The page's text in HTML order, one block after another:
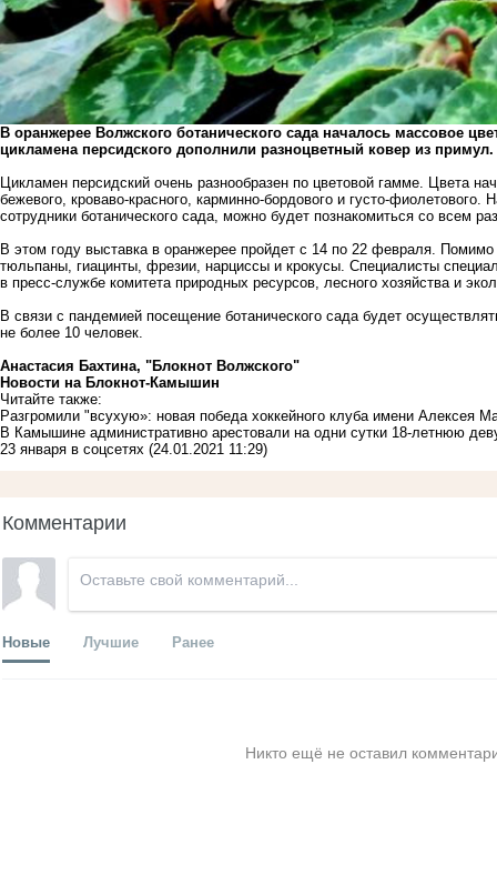
В оранжерее Волжского ботанического сада началось массовое
цикламена персидского дополнили разноцветный ковер из примул.
Цикламен персидский очень разнообразен по цветовой гамме. Цвета
бежевого, кроваво-красного, карминно-бордового и густо-фиолетового.
сотрудники ботанического сада, можно будет познакомиться со всем
В этом году выставка в оранжерее пройдет с 14 по 22 февраля.
тюльпаны, гиацинты, фрезии, нарциссы и крокусы. Специалисты
в пресс-службе комитета природных ресурсов, лесного хозяйства и
В связи с пандемией посещение ботанического сада будет
не более 10 человек.
Анастасия Бахтина, "Блокнот Волжского"
Новости на Блoкнoт-Камышин
Читайте также:
Разгромили "всухую»: новая победа хоккейного клуба имени Алексея
В Камышине административно арестовали на одни сутки 18-летнюю
23 января в соцсетях (24.01.2021 11:29)
Комментарии
Новые Лучшие Ранее
Никто ещё не оставил